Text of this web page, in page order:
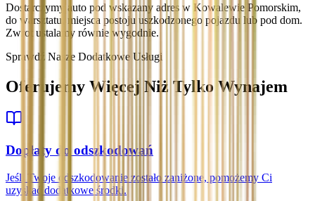
Dostarczymy auto pod wskazany adres w Kowalewie Pomorskim,
do warsztatu, miejsca postoju uszkodzonego pojazdu lub pod dom.
Zwrot ustalamy równie wygodnie.
Sprawdź Nasze Dodatkowe Usługi
Oferujemy Więcej Niż Tylko Wynajem
Dopłaty do odszkodowań
Jeśli Twoje odszkodowanie zostało zaniżone, pomożemy Ci
uzyskać dodatkowe środki.